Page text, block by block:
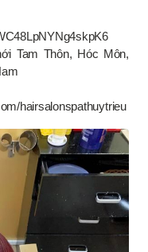
Tam Thôn, Hóc Môn,
hairsalonspathuytrieu